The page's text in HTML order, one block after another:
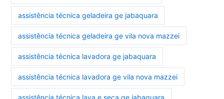
assistência técnica geladeira ge jabaquara
assistência técnica geladeira ge vila nova mazzei
assistência técnica lavadora ge jabaquara
assistência técnica lavadora ge vila nova mazzei